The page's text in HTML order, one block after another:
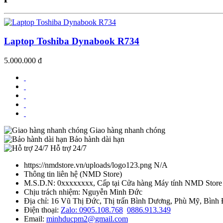
Laptop Toshiba Dynabook R734
5.000.000 đ
Giao hàng nhanh chóng
Bảo hành dài hạn
Hỗ trợ 24/7
https://nmdstore.vn/uploads/logo123.png N/A
Thông tin liên hệ (NMD Store)
M.S.D.N: 0xxxxxxxx, Cấp tại Cửa hàng Máy tính NMD Store
Chịu trách nhiệm: Nguyễn Minh Đức
Địa chỉ: 16 Vũ Thị Đức, Thị trấn Bình Dương, Phù Mỹ, Bình
Điện thoại: Zalo: 0905.108.768 0886.913.349
Email: minhducpm2@gmail.com